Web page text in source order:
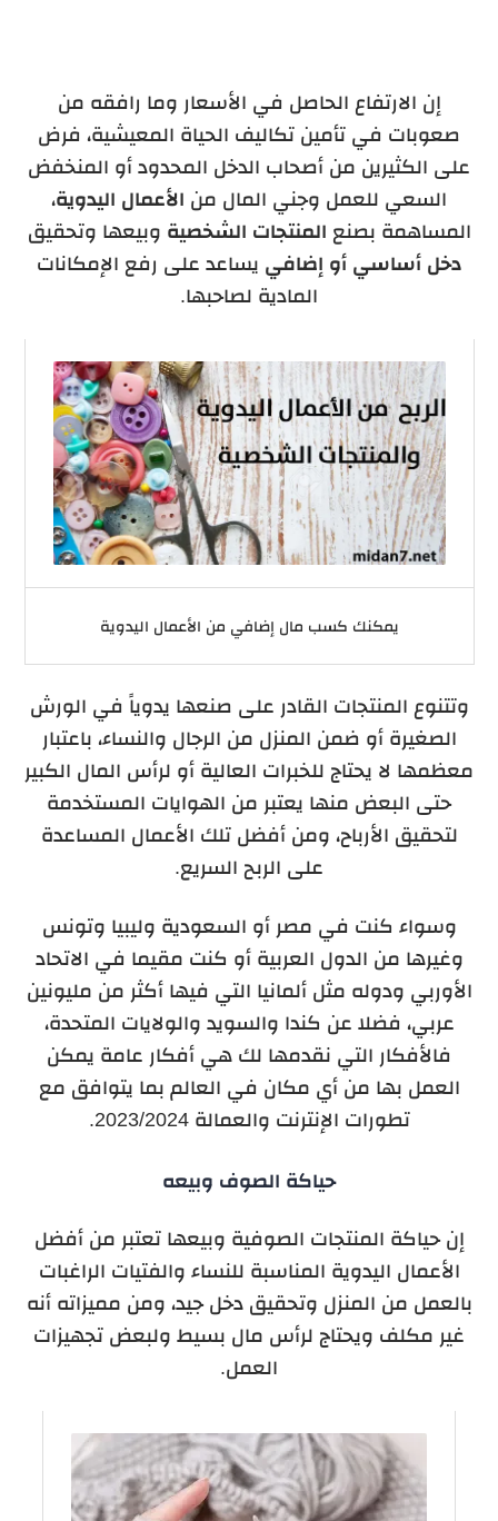
إن الارتفاع الحاصل في الأسعار وما رافقه من
صعوبات في تأمين تكاليف الحياة المعيشية، فرض
على الكثيرين من أصحاب الدخل المحدود أو المنخفض
السعي للعمل وجني المال من الأعمال اليدوية،
المساهمة بصنع المنتجات الشخصية وبيعها وتحقيق
دخل أساسي أو إضافي يساعد على رفع الإمكانات
المادية لصاحبها.
يمكنك كسب مال إضافي من الأعمال اليدوية
وتتنوع المنتجات القادر على صنعها يدوياً في الورش
الصغيرة أو ضمن المنزل من الرجال والنساء، باعتبار
معظمها لا يحتاج للخبرات العالية أو لرأس المال الكبير
حتى البعض منها يعتبر من الهوايات المستخدمة
لتحقيق الأرباح، ومن أفضل تلك الأعمال المساعدة
على الربح السريع.
وسواء كنت في مصر أو السعودية وليبيا وتونس
وغيرها من الدول العربية أو كنت مقيما في الاتحاد
الأوربي ودوله مثل ألمانيا التي فيها أكثر من مليونين
عربي، فضلا عن كندا والسويد والولايات المتحدة،
فالأفكار التي نقدمها لك هي أفكار عامة يمكن
العمل بها من أي مكان في العالم بما يتوافق مع
تطورات الإنترنت والعمالة 2023/2024.
حياكة الصوف وبيعه
إن حياكة المنتجات الصوفية وبيعها تعتبر من أفضل
الأعمال اليدوية المناسبة للنساء والفتيات الراغبات
بالعمل من المنزل وتحقيق دخل جيد، ومن مميزاته أنه
غير مكلف ويحتاج لرأس مال بسيط ولبعض تجهيزات
العمل.